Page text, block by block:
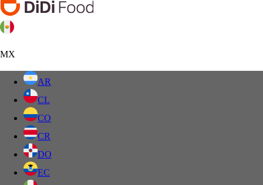
MX
AR
CL
CO
CR
DO
EC